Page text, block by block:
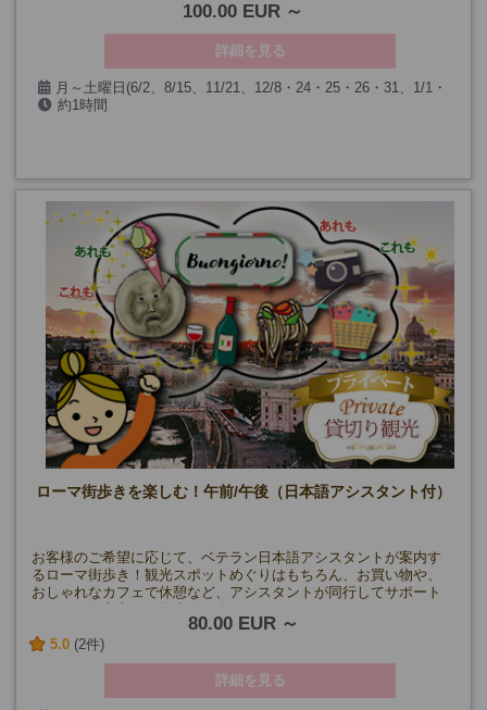
100.00 EUR
詳細を見る
月～土曜日(6/2、8/15、11/21、12/8・24・25・26・31、1/1・
6、2/6、3/29、悪天候を除く)
約1時間
ローマ街歩きを楽しむ！午前/午後（日本語アシスタント付）
お客様のご希望に応じて、ベテラン日本語アシスタントが案内す
るローマ街歩き！観光スポットめぐりはもちろん、お買い物や、
おしゃれなカフェで休憩など、アシスタントが同行してサポート
80.00 EUR
5.0 (2件)
詳細を見る